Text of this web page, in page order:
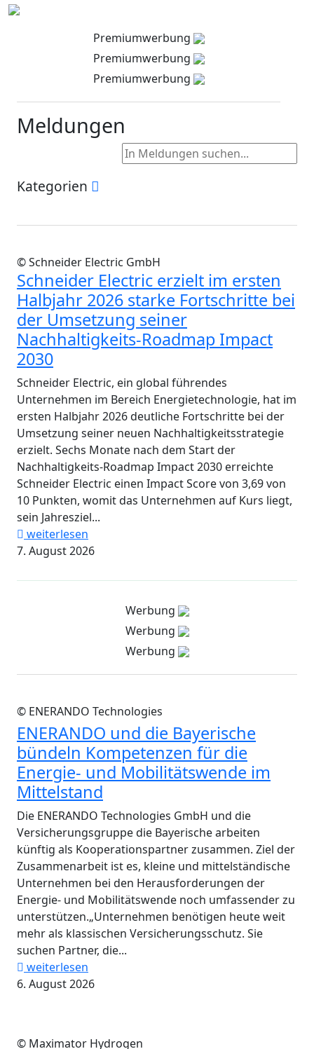
Premiumwerbung
Premiumwerbung
Premiumwerbung
Meldungen
Kategorien
© Schneider Electric GmbH
Schneider Electric erzielt im ersten
Halbjahr 2026 starke Fortschritte bei
der Umsetzung seiner
Nachhaltigkeits-Roadmap Impact
2030
Schneider Electric, ein global führendes
Unternehmen im Bereich Energietechnologie, hat im
ersten Halbjahr 2026 deutliche Fortschritte bei der
Umsetzung seiner neuen Nachhaltigkeitsstrategie
erzielt. Sechs Monate nach dem Start der
Nachhaltigkeits-Roadmap Impact 2030 erreichte
Schneider Electric einen Impact Score von 3,69 von
10 Punkten, womit das Unternehmen auf Kurs liegt,
sein Jahresziel...
weiterlesen
7. August 2026
Werbung
Werbung
Werbung
© ENERANDO Technologies
ENERANDO und die Bayerische
bündeln Kompetenzen für die
Energie- und Mobilitätswende im
Mittelstand
Die ENERANDO Technologies GmbH und die
Versicherungsgruppe die Bayerische arbeiten
künftig als Kooperationspartner zusammen. Ziel der
Zusammenarbeit ist es, kleine und mittelständische
Unternehmen bei den Herausforderungen der
Energie- und Mobilitätswende noch umfassender zu
unterstützen.„Unternehmen benötigen heute weit
mehr als klassischen Versicherungsschutz. Sie
suchen Partner, die...
weiterlesen
6. August 2026
© Maximator Hydrogen